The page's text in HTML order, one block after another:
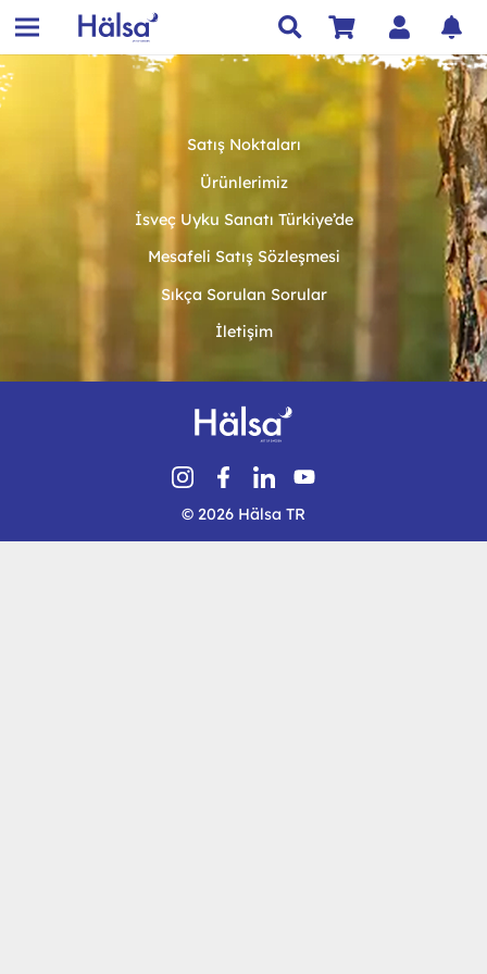
Satış Noktaları
Ürünlerimiz
İsveç Uyku Sanatı Türkiye’de
Mesafeli Satış Sözleşmesi
Sıkça Sorulan Sorular
İletişim
© 2026 Hälsa TR